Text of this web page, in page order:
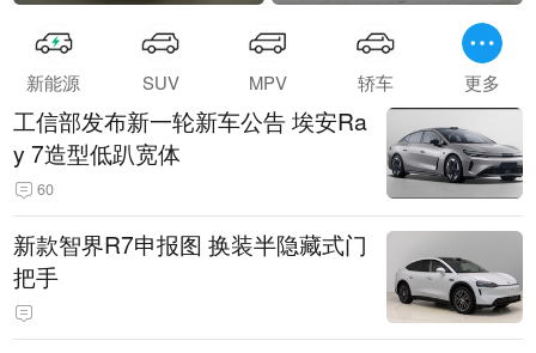
新能源 SUV MPV 轿车 更多
工信部发布新一轮新车公告 埃安Ra
y 7造型低趴宽体
60
新款智界R7申报图 换装半隐藏式门
把手